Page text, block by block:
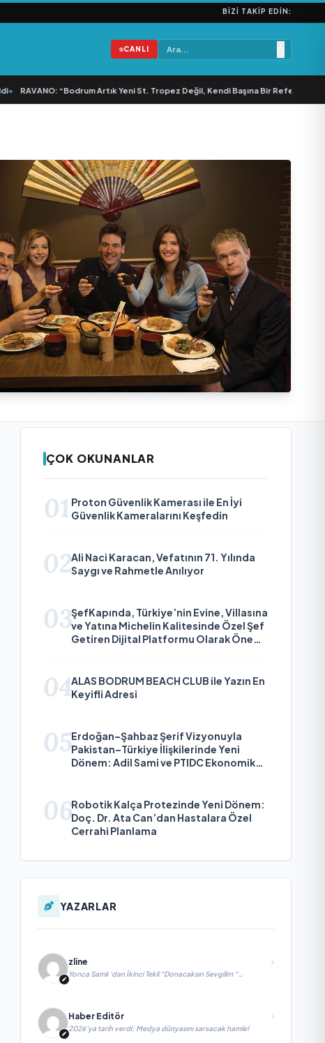
BIZI TAKIP EDIN:
CANLI
RAVANO: “Bodrum Artık Yeni St. Tropez Değil, Kendi Başına Bir Referans”
ÇOK OKUNANLAR
01 Proton Güvenlik Kamerası ile En İyi
Güvenlik Kameralarını Keşfedin
02Ali Naci Karacan, Vefatının 71. Yılında
Saygı ve Rahmetle Anılıyor
03ŞefKapında, Türkiye’nin Evine, Villasına
ve Yatına Michelin Kalitesinde Özel Şef
Getiren Dijital Platformu Olarak Öne
04ALAS BODRUM BEACH CLUB ile Yazın En
Keyifli Adresi
05Erdoğan–Şahbaz Şerif Vizyonuyla
Pakistan–Türkiye İlişkilerinde Yeni
Dönem: Adil Sami ve PTIDC Ekonomik
06Robotik Kalça Protezinde Yeni Dönem:
Doç. Dr. Ata Can’dan Hastalara Özel
Cerrahi Planlama
YAZARLAR
zline
Yonca Samlı ‘dan İkinci Tekli “Donacaksın Sevgilim “
yayımlandı
Haber Editör
2026’ya tarih verdi; Medya dünyasını sarsacak hamle!